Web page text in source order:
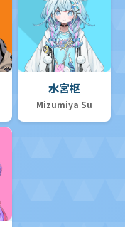
水宮枢
Mizumiya Su